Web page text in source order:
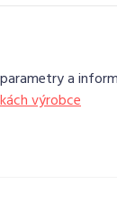
a
výrobce